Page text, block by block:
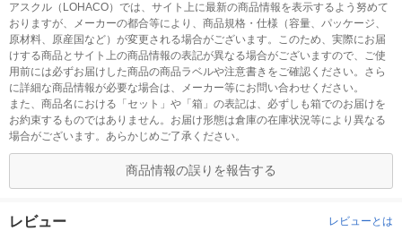
アスクル（LOHACO）では、サイト上に最新の商品情報を表示するよう努めて
おりますが、メーカーの都合等により、商品規格・仕様（容量、パッケージ、
原材料、原産国など）が変更される場合がございます。このため、実際にお届
けする商品とサイト上の商品情報の表記が異なる場合がございますので、ご使
用前には必ずお届けした商品の商品ラベルや注意書きをご確認ください。さら
に詳細な商品情報が必要な場合は、メーカー等にお問い合わせください。
また、商品名における「セット」や「箱」の表記は、必ずしも箱でのお届けを
お約束するものではありません。お届け形態は倉庫の在庫状況等により異なる
場合がございます。あらかじめご了承ください。
商品情報の誤りを報告する
レビュー レビューとは